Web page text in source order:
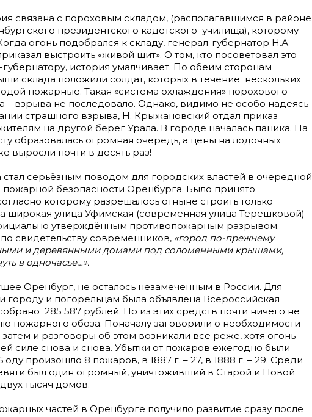
связана с пороховым складом, (располагавшимся в районе
президентского кадетского училища), которому
огонь подобрался к складу, генерал-губернатор Н.А.
выстроить «живой щит». О том, кто посоветовал это
губернатору, история умалчивает. По обеим сторонам
склада положили солдат, которых в течение нескольких
пожарные. Такая «система охлаждения» порохового
– взрыва не последовало. Однако, видимо не особо надеясь
страшного взрыва, Н. Крыжановский отдал приказ
на другой берег Урала. В городе началась паника. На
образовалась огромная очередь, а цены на лодочных
выросли почти в десять раз!
серьёзным поводом для городских властей в очередной
пожарной безопасности Оренбурга. Было принято
которому разрешалось отныне строить только
широкая улица Уфимская (современная улица Терешковой)
утверждённым противопожарным разрывом.
свидетельству современников, «город по-прежнему
и деревянными домами под соломенными крышами,
в одночасье…».
Оренбург, не осталось незамеченным в России. Для
городу и погорельцам была объявлена Всероссийская
285 587 рублей. Но из этих средств почти ничего не
пожарного обоза. Поначалу заговорили о необходимости
затем и разговоры об этом возникали все реже, хотя огонь
силе снова и снова. Убытки от пожаров ежегодно были
произошло 8 пожаров, в 1887 г. – 27, в 1888 г. – 29. Среди
был один огромный, уничтоживший в Старой и Новой
тысяч домов.
частей в Оренбурге получило развитие сразу после